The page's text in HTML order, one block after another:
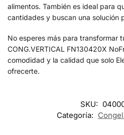
alimentos. También es ideal para
cantidades y buscan una solución
No esperes más para transformar
CONG.VERTICAL FN130420X
comodidad y la calidad que solo
ofrecerte.
SKU:
Categoría: